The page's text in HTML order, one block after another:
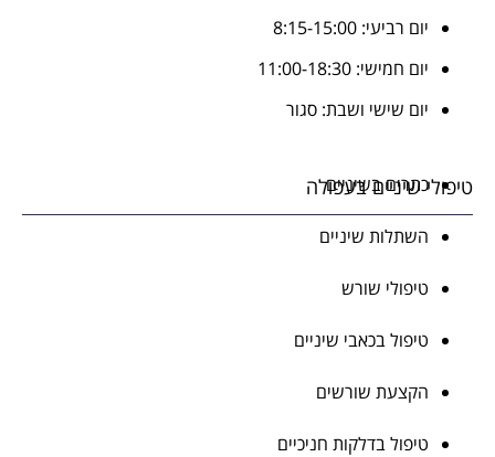
יום רביעי: 8:15-15:00
יום חמישי: 11:00-18:30
יום שישי ושבת: סגור
שיניים בעפולה
כתרים בשיניים
השתלות שיניים
טיפולי שורש
טיפול בכאבי שיניים
הקצעת שורשים
טיפול בדלקות חניכיים